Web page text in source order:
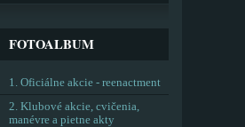
FOTOALBUM
1. Oficiálne akcie - reenactment
2. Klubové akcie, cvičenia,
manévre a pietne akty